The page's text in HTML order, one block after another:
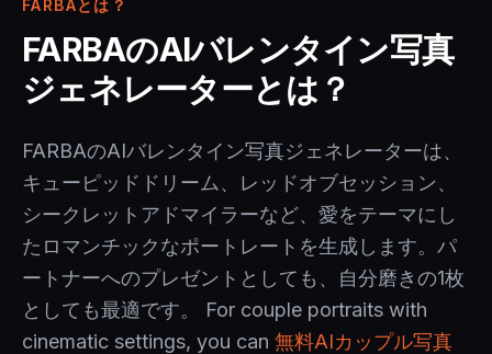
FARBAとは？
FARBAのAIバレンタイン写真
ジェネレーターとは？
FARBAのAIバレンタイン写真ジェネレーターは、
キューピッドドリーム、レッドオブセッション、
シークレットアドマイラーなど、愛をテーマにし
たロマンチックなポートレートを生成します。パ
ートナーへのプレゼントとしても、自分磨きの1枚
としても最適です。 For couple portraits with
cinematic settings, you can 無料AIカップル写真